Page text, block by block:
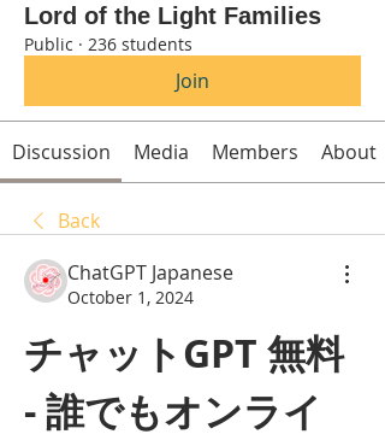
Lord of the Light Families
Public · 236 students
Join
Discussion Media Members About
Back
ChatGPT Japanese
October 1, 2024
チャットGPT 無料
- 誰でもオンライ